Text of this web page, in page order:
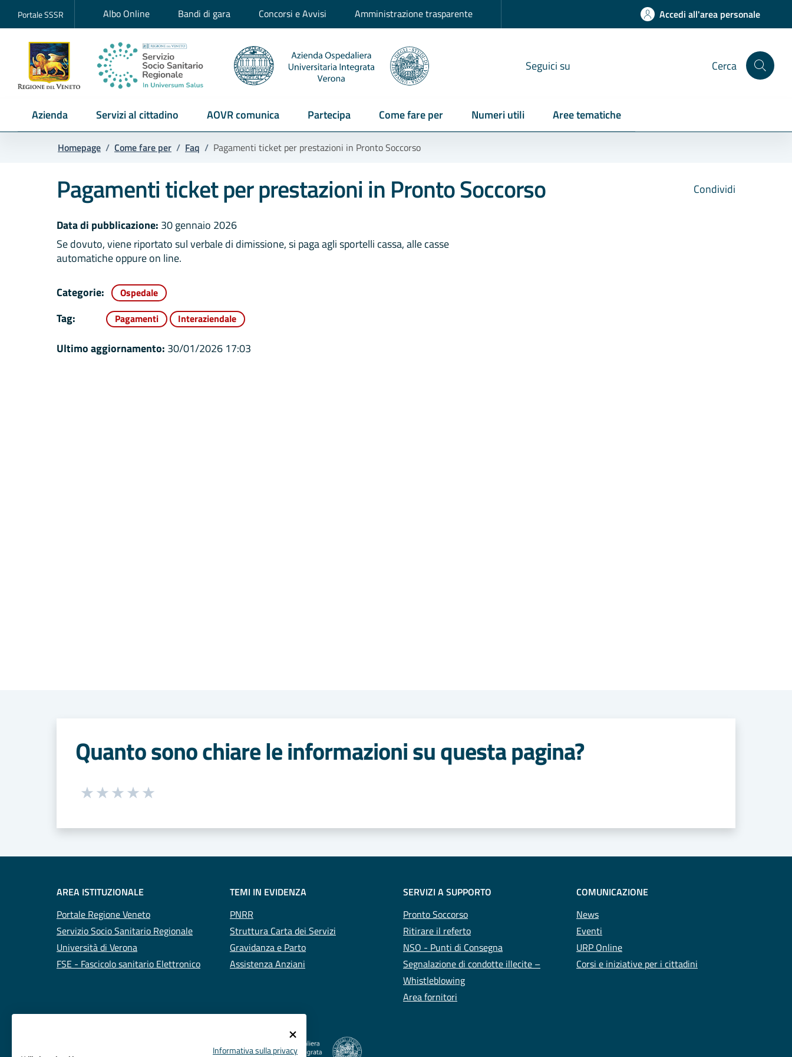
Portale SSSR Albo Online Bandi di gara Concorsi e Avvisi Amministrazione trasparente Accedi all'area personale
Seguici su Cerca
Azienda Servizi al cittadino AOVR comunica Partecipa Come fare per Numeri utili Aree tematiche
Homepage / Come fare per / Faq / Pagamenti ticket per prestazioni in Pronto Soccorso
Condividi
Pagamenti ticket per prestazioni in Pronto Soccorso
Data di pubblicazione: 30 gennaio 2026
Se dovuto, viene riportato sul verbale di dimissione, si paga agli sportelli cassa, alle casse
automatiche oppure on line.
Categorie: Ospedale
Tag: Pagamenti Interaziendale
Ultimo aggiornamento: 30/01/2026 17:03
Quanto sono chiare le informazioni su questa pagina?
Seleziona una valutazione da 1 a 5 stelle
AREA ISTITUZIONALE
Portale Regione Veneto
Servizio Socio Sanitario Regionale
Università di Verona
FSE - Fascicolo sanitario Elettronico
TEMI IN EVIDENZA
PNRR
Struttura Carta dei Servizi
Gravidanza e Parto
Assistenza Anziani
SERVIZI A SUPPORTO
Pronto Soccorso
Ritirare il referto
NSO - Punti di Consegna
Segnalazione di condotte illecite –
Whistleblowing
Area fornitori
COMUNICAZIONE
News
Eventi
URP Online
Corsi e iniziative per i cittadini
Informativa sulla privacy